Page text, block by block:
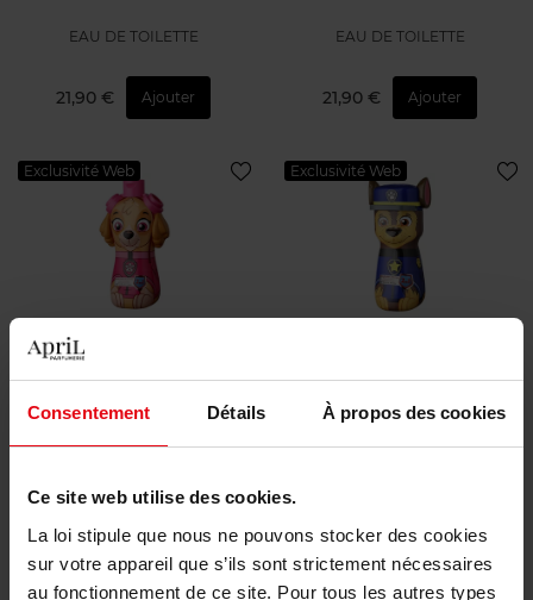
Consentement Détails À propos des cookies
Ce site web utilise des cookies.
La loi stipule que nous ne pouvons stocker des cookies
sur votre appareil que s’ils sont strictement nécessaires
au fonctionnement de ce site. Pour tous les autres types
EAU DE TOILETTE
21,90 € Ajouter
EAU DE TOILETTE
21,90 € Ajouter
Exclusivité Web
PAW PATROL
2D Shower Gel & Shampoo
Gel douche et shampooing
Exclusivité Web
2D Shower Gel & Shampoo
Gel douche et shampooing
Exclusivité Web Exclusivité Web